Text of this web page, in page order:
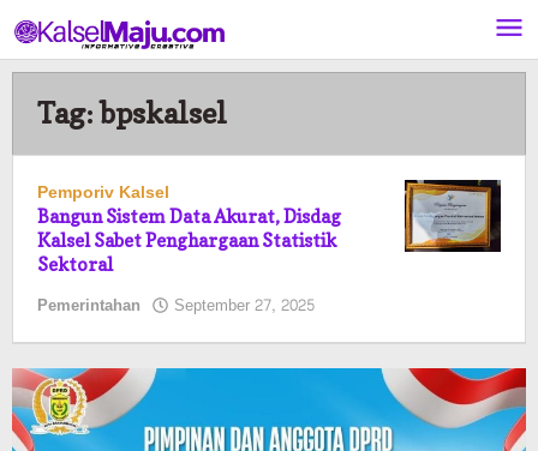
ke
konten
Tag:bpskalsel
Pemporiv Kalsel
Bangun Sistem Data Akurat, Disdag
Kalsel Sabet Penghargaan Statistik
Sektoral
Pemerintahan September 27, 2025